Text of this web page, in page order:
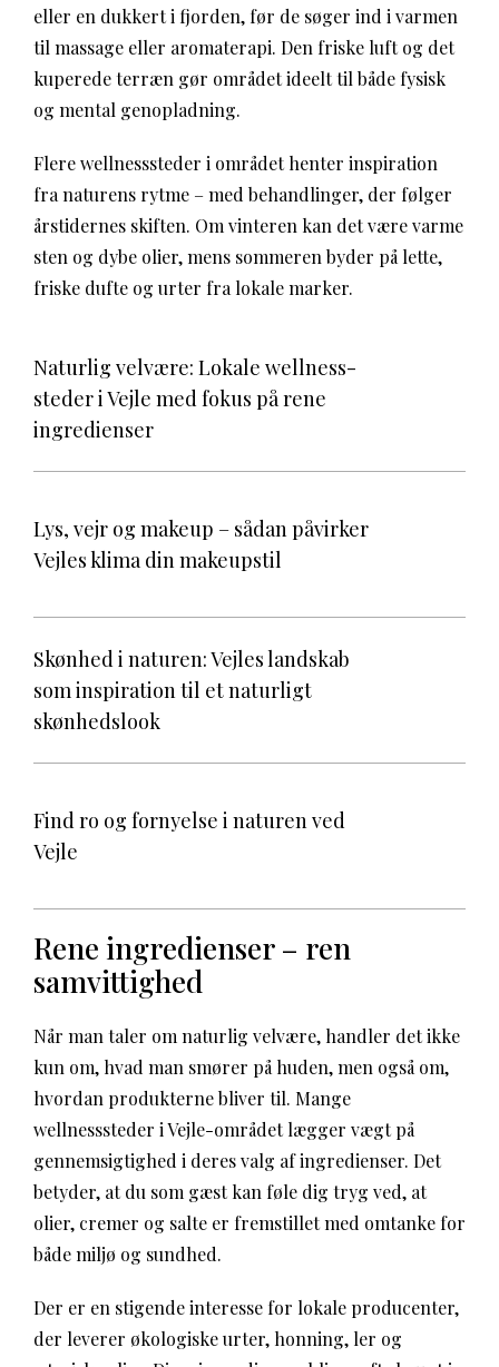
eller en dukkert i fjorden, før de søger ind i varmen
til massage eller aromaterapi. Den friske luft og det
kuperede terræn gør området ideelt til både fysisk
og mental genopladning.
Flere wellnesssteder i området henter inspiration
fra naturens rytme – med behandlinger, der følger
årstidernes skiften. Om vinteren kan det være varme
sten og dybe olier, mens sommeren byder på lette,
friske dufte og urter fra lokale marker.
Naturlig velvære: Lokale wellness-
steder i Vejle med fokus på rene
ingredienser
Lys, vejr og makeup – sådan påvirker
Vejles klima din makeupstil
Skønhed i naturen: Vejles landskab
som inspiration til et naturligt
skønhedslook
Find ro og fornyelse i naturen ved
Vejle
Rene ingredienser – ren
samvittighed
Når man taler om naturlig velvære, handler det ikke
kun om, hvad man smører på huden, men også om,
hvordan produkterne bliver til. Mange
wellnesssteder i Vejle-området lægger vægt på
gennemsigtighed i deres valg af ingredienser. Det
betyder, at du som gæst kan føle dig tryg ved, at
olier, cremer og salte er fremstillet med omtanke for
både miljø og sundhed.
Der er en stigende interesse for lokale producenter,
der leverer økologiske urter, honning, ler og